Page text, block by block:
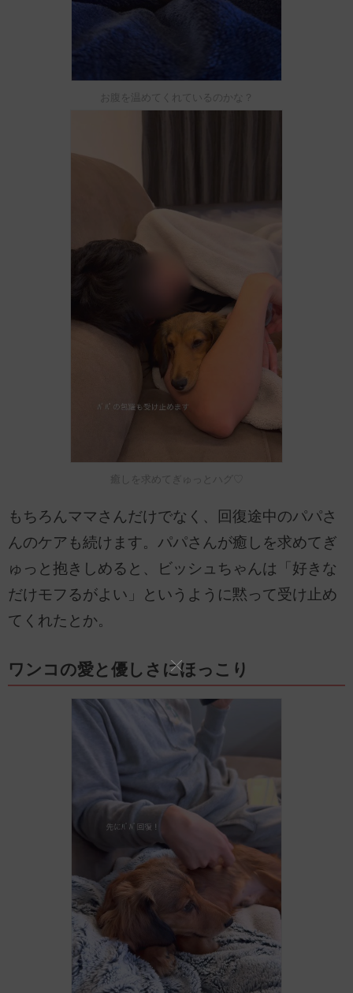
お腹を温めてくれているのかな？
癒しを求めてぎゅっとハグ♡
もちろんママさんだけでなく、回復途中のパパさ
んのケアも続けます。パパさんが癒しを求めてぎ
ゅっと抱きしめると、ビッシュちゃんは「好きな
だけモフるがよい」というように黙って受け止め
てくれたとか。
ワンコの愛と優しさにほっこり